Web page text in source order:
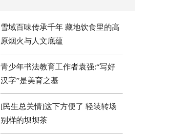
雪域百味传承千年 藏地饮食里的高
原烟火与人文底蕴
青少年书法教育工作者袁强:“写好
汉字”是美育之基
[民生总关情]这下方便了 轻装转场
别样的坝坝茶